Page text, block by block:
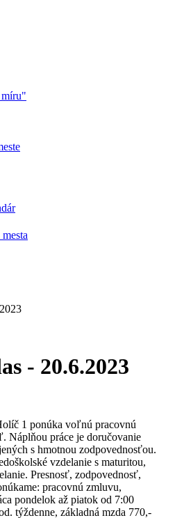
- 20.6.2023
1 ponúka voľnú pracovnú
Náplňou práce je doručovanie
s hmotnou zodpovednosťou.
vzdelanie s maturitou,
Presnosť, zodpovednosť,
pracovnú zmluvu,
pondelok až piatok od 7:00
týždenne, základná mzda 770,-